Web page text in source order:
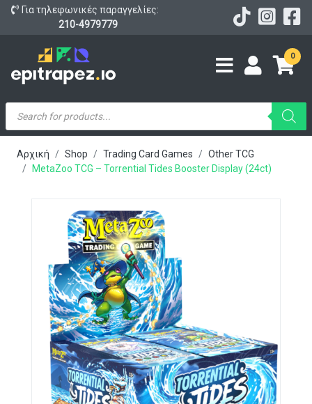
Για τηλεφωνικές παραγγελίες:
210-4979779
0
Products
search
Αρχική Shop Trading Card Games
Other TCG
MetaZoo TCG – Torrential Tides Booster Display (24ct)